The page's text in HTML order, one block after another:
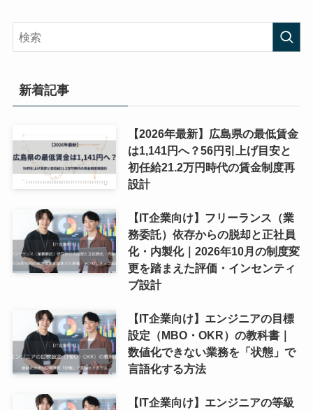
新着記事
【2026年最新】広島県の最低賃金
は1,141円へ？56円引上げ目安と
初任給21.2万円時代の賃金制度再
設計
【IT企業向け】フリーランス（業
務委託）依存からの脱却と正社員
化・内製化｜2026年10月の制度変
更を踏まえた評価・インセンティ
ブ設計
【IT企業向け】エンジニアの目標
設定（MBO・OKR）の教科書｜
数値化できない業務を「状態」で
言語化する方法
【IT企業向け】エンジニアの等級